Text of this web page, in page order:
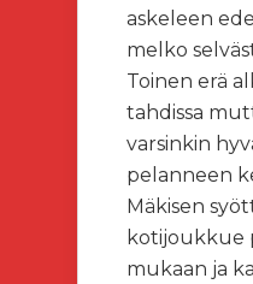
askeleen
melko
Toinen erä
tahdissa
varsinkin
pelanneen
Mäkisen
kotijoukkue
mukaan ja